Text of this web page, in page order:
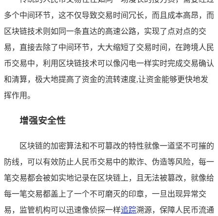
多个中间环节，这不仅导致交易时间冗长，而且成本高昂，而
区块链技术则如同一条直达的高速公路，实现了点对点的交
易，直接去除了中间环节，大大缩短了交易时间，在跨境人民
币交易中，利用区块链技术可以像闪电一样实时完成交易确认
和清算，极大地提高了资金的流转速度,让资金能够更快地发
挥作用。
增强安全性
区块链的加密算法和不可篡改的特性就像一道坚不可摧的
防线，可以有效防止人民币交易中的欺诈、伪造等风险，每一
笔交易都会被如实地记录在区块链上，且无法被篡改，就像给
每一笔交易都盖上了一个不可磨灭的印章，一旦出现异常交
易，监管机构可以迅速像侦探一样追踪溯源，保障人民币流通